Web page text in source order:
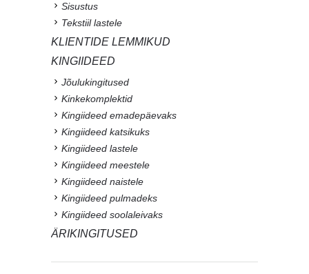
Sisustus
Tekstiil lastele
KLIENTIDE LEMMIKUD
KINGIIDEED
Jõulukingitused
Kinkekomplektid
Kingiideed emadepäevaks
Kingiideed katsikuks
Kingiideed lastele
Kingiideed meestele
Kingiideed naistele
Kingiideed pulmadeks
Kingiideed soolaleivaks
ÄRIKINGITUSED